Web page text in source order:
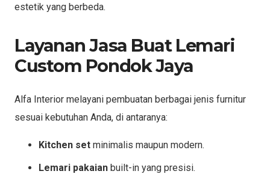
estetik yang berbeda.
Layanan Jasa Buat Lemari
Custom Pondok Jaya
Alfa Interior melayani pembuatan berbagai jenis furnitur
sesuai kebutuhan Anda, di antaranya:
Kitchen set minimalis maupun modern.
Lemari pakaian built-in yang presisi.